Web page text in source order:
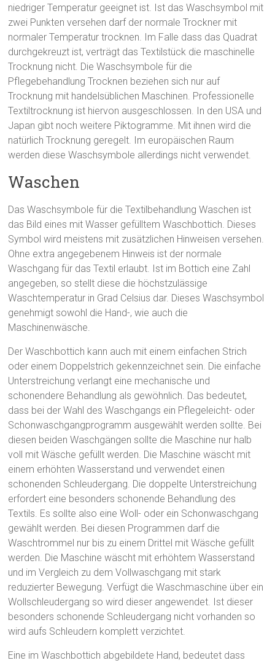
niedriger Temperatur geeignet ist. Ist das Waschsymbol mit
zwei Punkten versehen darf der normale Trockner mit
normaler Temperatur trocknen. Im Falle dass das Quadrat
durchgekreuzt ist, verträgt das Textilstück die maschinelle
Trocknung nicht. Die Waschsymbole für die
Pflegebehandlung Trocknen beziehen sich nur auf
Trocknung mit handelsüblichen Maschinen. Professionelle
Textiltrocknung ist hiervon ausgeschlossen. In den USA und
Japan gibt noch weitere Piktogramme. Mit ihnen wird die
natürlich Trocknung geregelt. Im europäischen Raum
werden diese Waschsymbole allerdings nicht verwendet.
Waschen
Das Waschsymbole für die Textilbehandlung Waschen ist
das Bild eines mit Wasser gefülltem Waschbottich. Dieses
Symbol wird meistens mit zusätzlichen Hinweisen versehen.
Ohne extra angegebenem Hinweis ist der normale
Waschgang für das Textil erlaubt. Ist im Bottich eine Zahl
angegeben, so stellt diese die höchstzulässige
Waschtemperatur in Grad Celsius dar. Dieses Waschsymbol
genehmigt sowohl die Hand-, wie auch die
Maschinenwäsche.
Der Waschbottich kann auch mit einem einfachen Strich
oder einem Doppelstrich gekennzeichnet sein. Die einfache
Unterstreichung verlangt eine mechanische und
schonendere Behandlung als gewöhnlich. Das bedeutet,
dass bei der Wahl des Waschgangs ein Pflegeleicht- oder
Schonwaschgangprogramm ausgewählt werden sollte. Bei
diesen beiden Waschgängen sollte die Maschine nur halb
voll mit Wäsche gefüllt werden. Die Maschine wäscht mit
einem erhöhten Wasserstand und verwendet einen
schonenden Schleudergang. Die doppelte Unterstreichung
erfordert eine besonders schonende Behandlung des
Textils. Es sollte also eine Woll- oder ein Schonwaschgang
gewählt werden. Bei diesen Programmen darf die
Waschtrommel nur bis zu einem Drittel mit Wäsche gefüllt
werden. Die Maschine wäscht mit erhöhtem Wasserstand
und im Vergleich zu dem Vollwaschgang mit stark
reduzierter Bewegung. Verfügt die Waschmaschine über ein
Wollschleudergang so wird dieser angewendet. Ist dieser
besonders schonende Schleudergang nicht vorhanden so
wird aufs Schleudern komplett verzichtet.
Eine im Waschbottich abgebildete Hand, bedeutet dass